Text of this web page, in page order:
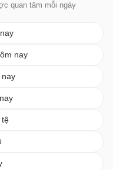
quan tâm mỗi ngày
nay
nay
tệ